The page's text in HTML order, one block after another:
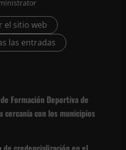
el sitio web
las entradas
Formación Deportiva de
cercanía con los municipios